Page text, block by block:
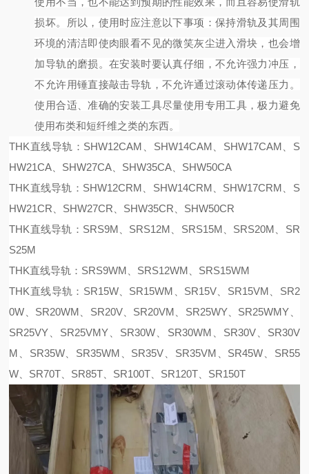
损坏。所以，使用时应注意以下事项： 保持滑轨及其周围
环境的清洁即使肉眼看不见的微笑灰尘进入滑块，也会增
加导轨的磨损。在安装时要认真仔细，不允许强力冲压，
不允许用锤直接敲击导轨，不允许通过滚动体传递压力。
使用合适、准确的安装工具尽量使用专用工具，极力避免
使用布类和短纤维之类的东西。
THK直线导轨：SHW12CAM、SHW14CAM、SHW17CAM、S
HW21CA、SHW27CA、SHW35CA、SHW50CA
THK直线导轨：SHW12CRM、SHW14CRM、SHW17CRM、S
HW21CR、SHW27CR、SHW35CR、SHW50CR
THK直线导轨：SRS9M、SRS12M、SRS15M、SRS20M、SR
S25M
THK直线导轨：SRS9WM、SRS12WM、SRS15WM
THK直线导轨：SR15W、SR15WM、SR15V、SR15VM、SR2
0W、SR20WM、SR20V、SR20VM、SR25WY、SR25WMY、
SR25VY、SR25VMY、SR30W、SR30WM、SR30V、SR30V
M、SR35W、SR35WM、SR35V、SR35VM、SR45W、SR55
W、SR70T、SR85T、SR100T、SR120T、SR150T